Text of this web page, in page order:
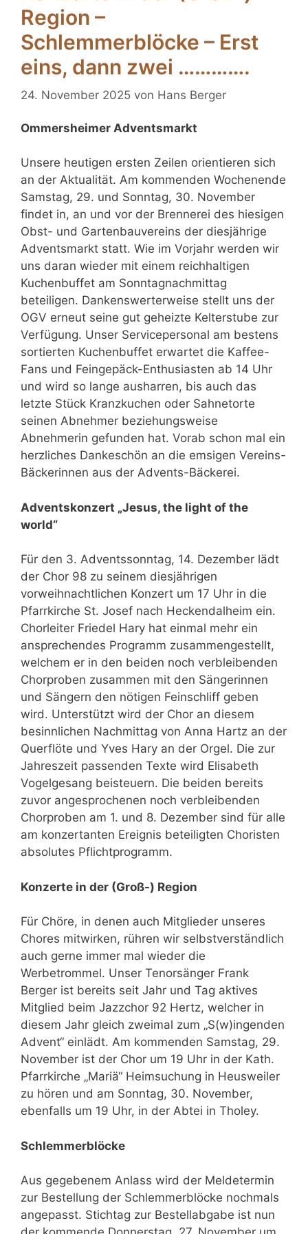
Region –
Schlemmerblöcke – Erst
eins, dann zwei ………….
24. November 2025 von Hans Berger
Ommersheimer Adventsmarkt
Unsere heutigen ersten Zeilen orientieren sich
an der Aktualität. Am kommenden Wochenende
Samstag, 29. und Sonntag, 30. November
findet in, an und vor der Brennerei des hiesigen
Obst- und Gartenbauvereins der diesjährige
Adventsmarkt statt. Wie im Vorjahr werden wir
uns daran wieder mit einem reichhaltigen
Kuchenbuffet am Sonntagnachmittag
beteiligen. Dankenswerterweise stellt uns der
OGV erneut seine gut geheizte Kelterstube zur
Verfügung. Unser Servicepersonal am bestens
sortierten Kuchenbuffet erwartet die Kaffee-
Fans und Feingepäck-Enthusiasten ab 14 Uhr
und wird so lange ausharren, bis auch das
letzte Stück Kranzkuchen oder Sahnetorte
seinen Abnehmer beziehungsweise
Abnehmerin gefunden hat. Vorab schon mal ein
herzliches Dankeschön an die emsigen Vereins-
Bäckerinnen aus der Advents-Bäckerei.
Adventskonzert „Jesus, the light of the
world“
Für den 3. Adventssonntag, 14. Dezember lädt
der Chor 98 zu seinem diesjährigen
vorweihnachtlichen Konzert um 17 Uhr in die
Pfarrkirche St. Josef nach Heckendalheim ein.
Chorleiter Friedel Hary hat einmal mehr ein
ansprechendes Programm zusammengestellt,
welchem er in den beiden noch verbleibenden
Chorproben zusammen mit den Sängerinnen
und Sängern den nötigen Feinschliff geben
wird. Unterstützt wird der Chor an diesem
besinnlichen Nachmittag von Anna Hartz an der
Querflöte und Yves Hary an der Orgel. Die zur
Jahreszeit passenden Texte wird Elisabeth
Vogelgesang beisteuern. Die beiden bereits
zuvor angesprochenen noch verbleibenden
Chorproben am 1. und 8. Dezember sind für alle
am konzertanten Ereignis beteiligten Choristen
absolutes Pflichtprogramm.
Konzerte in der (Groß-) Region
Für Chöre, in denen auch Mitglieder unseres
Chores mitwirken, rühren wir selbstverständlich
auch gerne immer mal wieder die
Werbetrommel. Unser Tenorsänger Frank
Berger ist bereits seit Jahr und Tag aktives
Mitglied beim Jazzchor 92 Hertz, welcher in
diesem Jahr gleich zweimal zum „S(w)ingenden
Advent“ einlädt. Am kommenden Samstag, 29.
November ist der Chor um 19 Uhr in der Kath.
Pfarrkirche „Mariä“ Heimsuchung in Heusweiler
zu hören und am Sonntag, 30. November,
ebenfalls um 19 Uhr, in der Abtei in Tholey.
Schlemmerblöcke
Aus gegebenem Anlass wird der Meldetermin
zur Bestellung der Schlemmerblöcke nochmals
angepasst. Stichtag zur Bestellabgabe ist nun